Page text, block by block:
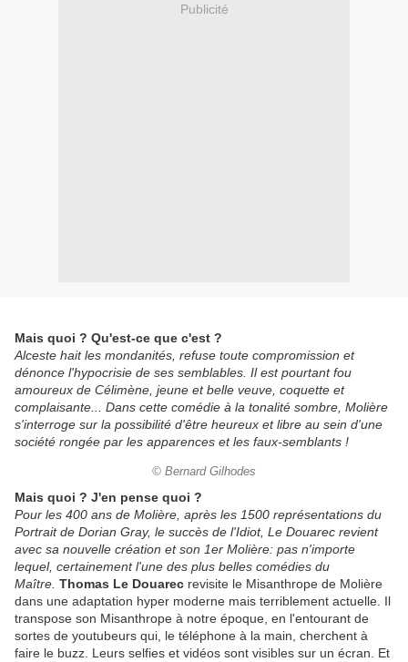
Publicité
Mais quoi ? Qu'est-ce que c'est ?
Alceste hait les mondanités, refuse toute compromission et
dénonce l'hypocrisie de ses semblables. Il est pourtant fou
amoureux de Célimène, jeune et belle veuve, coquette et
complaisante... Dans cette comédie à la tonalité sombre, Molière
s'interroge sur la possibilité d'être heureux et libre au sein d'une
société rongée par les apparences et les faux-semblants !
© Bernard Gilhodes
Mais quoi ? J'en pense quoi ?
Pour les 400 ans de Molière, après les 1500 représentations du
Portrait de Dorian Gray, le succès de l'Idiot, Le Douarec revient
avec sa nouvelle création et son 1er Molière: pas n'importe
lequel, certainement l'une des plus belles comédies du
Maître. Thomas Le Douarec revisite le Misanthrope de Molière
dans une adaptation hyper moderne mais terriblement actuelle. Il
transpose son Misanthrope à notre époque, en l'entourant de
sortes de youtubeurs qui, le téléphone à la main, cherchent à
faire le buzz. Leurs selfies et vidéos sont visibles sur un écran. Et